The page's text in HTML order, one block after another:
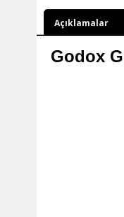
Açıklamalar
Godox